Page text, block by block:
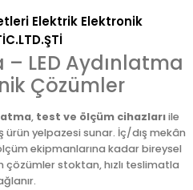
Elektrik Elektronik
– LED Aydınlatma
Çözümler
, test ve ölçüm cihazlarıile
ürün yelpazesi sunar. İç/dış mekân
ekipmanlarına kadar bireysel
stoktan, hızlı teslimatla